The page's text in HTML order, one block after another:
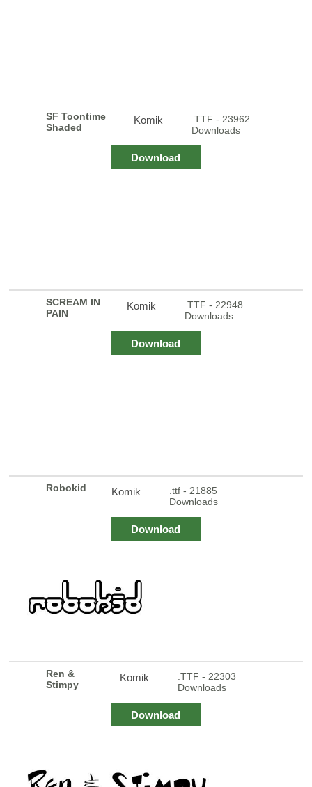
SF Toontime
Shaded
Komik
.TTF - 23962
Downloads
Download
SCREAM IN
PAIN
Komik
.TTF - 22948
Downloads
Download
Robokid Komik
.ttf - 21885
Downloads
Download
Ren &
Stimpy
Komik
.TTF - 22303
Downloads
Download